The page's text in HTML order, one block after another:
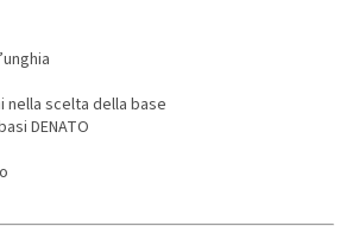
nella scelta della base
DENATO